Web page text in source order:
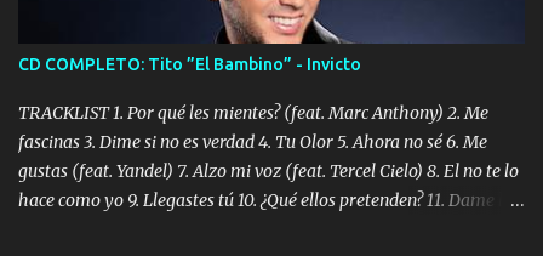
CD COMPLETO: Tito ”El Bambino” - Invicto
TRACKLIST 1. Por qué les mientes? (feat. Marc Anthony) 2. Me
fascinas 3. Dime si no es verdad 4. Tu Olor 5. Ahora no sé 6. Me
gustas (feat. Yandel) 7. Alzo mi voz (feat. Tercel Cielo) 8. El no te lo
hace como yo 9. Llegastes tú 10. ¿Qué ellos pretenden? 11. Dame la